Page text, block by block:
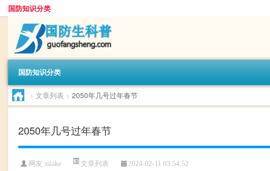
国防知识分类
国防知识分类
> 文章列表 > 2050年几号过年春节
2050年几号过年春节
网友:sslake 文章列表 2024-02-11 03:54:52